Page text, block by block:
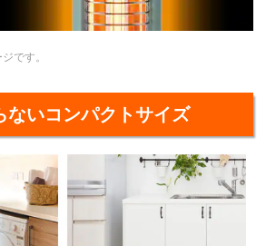
です。
ないコンパクトサイズ